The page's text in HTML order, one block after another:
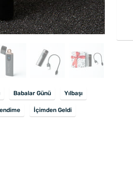
Babalar Günü Yılbaşı
İçimden Geldi